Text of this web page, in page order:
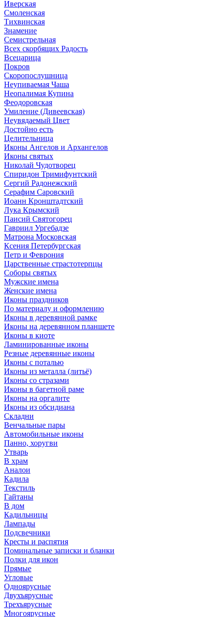
Иверская
Смоленская
Тихвинская
Знамение
Семистрельная
Всех скорбящих Радость
Всецарица
Покров
Скоропослушница
Неупиваемая Чаша
Неопалимая Купина
Феодоровская
Умиление (Дивеевская)
Неувядаемый Цвет
Достойно есть
Целительница
Иконы Ангелов и Архангелов
Иконы святых
Николай Чудотворец
Спиридон Тримифунтский
Сергий Радонежский
Серафим Саровский
Иоанн Кронштадтский
Лука Крымский
Паисий Святогорец
Гавриил Ургебадзе
Матрона Московская
Ксения Петербургская
Петр и Феврония
Царственные страстотерпцы
Соборы святых
Мужские имена
Женские имена
Иконы праздников
По материалу и оформлению
Иконы в деревянной рамке
Иконы на деревянном планшете
Иконы в киоте
Ламинированные иконы
Резные деревянные иконы
Иконы с поталью
Иконы из металла (литьё)
Иконы со стразами
Иконы в багетной раме
Иконы на оргалите
Иконы из обсидиана
Складни
Венчальные пары
Автомобильные иконы
Панно, хоругви
Утварь
В храм
Аналои
Кадила
Текстиль
Гайтаны
В дом
Кадильницы
Лампады
Подсвечники
Кресты и распятия
Поминальные записки и бланки
Полки для икон
Прямые
Угловые
Одноярусные
Двухъярусные
Трехъярусные
Многоярусные